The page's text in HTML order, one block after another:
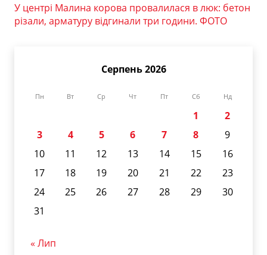
У центрі Малина корова провалилася в люк: бетон
різали, арматуру відгинали три години. ФОТО
Серпень 2026
Пн Вт Ср Чт Пт Сб Нд
1
2
3
4 5 6 7 8
9
10
11 12 13 14 15
16
17
18 19 20 21 22
23
24
25 26 27 28 29
30
31
« Лип